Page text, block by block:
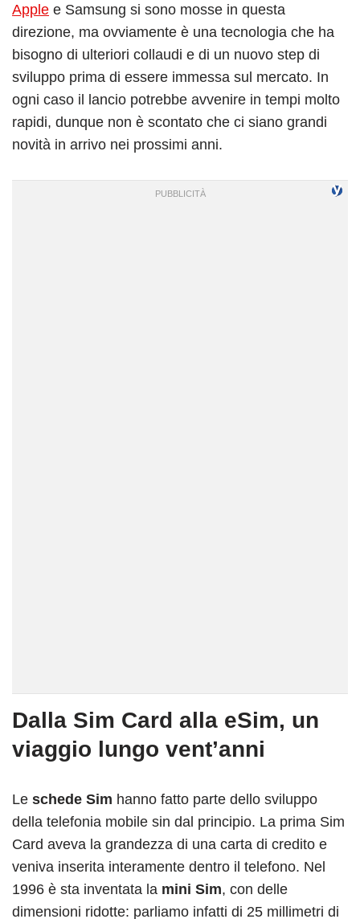
Apple e Samsung si sono mosse in questa
direzione, ma ovviamente è una tecnologia che ha
bisogno di ulteriori collaudi e di un nuovo step di
sviluppo prima di essere immessa sul mercato. In
ogni caso il lancio potrebbe avvenire in tempi molto
rapidi, dunque non è scontato che ci siano grandi
novità in arrivo nei prossimi anni.
Dalla Sim Card alla eSim, un
viaggio lungo vent’anni
Le schede Sim hanno fatto parte dello sviluppo
della telefonia mobile sin dal principio. La prima Sim
Card aveva la grandezza di una carta di credito e
veniva inserita interamente dentro il telefono. Nel
1996 è sta inventata la mini Sim, con delle
dimensioni ridotte: parliamo infatti di 25 millimetri di